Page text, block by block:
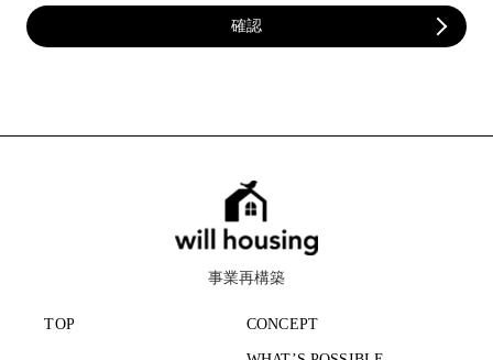
個人情報の共同利用
個人情報を第三者との間で共同利用し、または、個人情報の
法令に定める場合、本サイトの運営委託会社を除き、個人情
報を事前に本人の同意を得ることなく第三者に提供すること
個人情報の正確性および最新性を保つよう努力し、適正な取
事業再構築
TOP CONCEPT